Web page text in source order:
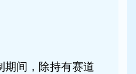
期间，除持有赛道